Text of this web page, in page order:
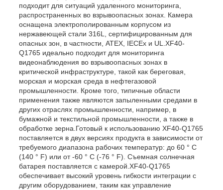
подходит для ситуаций удаленного мониторинга,
распространенных во взрывоопасных зонах. Камера
оснащена электрополированным корпусом из
нержавеющей стали 316L, сертифицированным для
опасных зон, в частности, ATEX, IECEx и UL.XF40-
Q1765 идеально подходит для мониторинга
видеонаблюдения во взрывоопасных зонах в
критической инфраструктуре, такой как береговая,
морская и морская среда в нефтегазовой
промышленности. Кроме того, типичные области
применения также являются запыленными средами в
других отраслях промышленности, например, в
бумажной и текстильной промышленности, а также в
обработке зерна.Готовый к использованию XF40-Q1765
поставляется в двух версиях продукта в зависимости от
требуемого диапазона рабочих температур: до 60 ° C
(140 ° F) или от -60 ° C (-76 ° F). Съемная солнечная
батарея поставляется с камерой.XF40-Q1765
обеспечивает высокий уровень гибкости интеграции с
другим оборудованием, таким как управление